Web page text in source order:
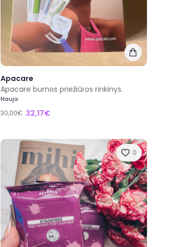
Apacare
Apacare burnos priežiūros rinkinys.
Nauja
30,00€ 32,17€
0